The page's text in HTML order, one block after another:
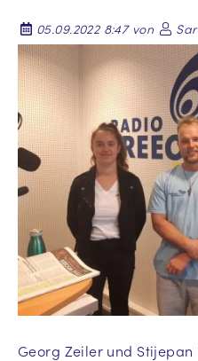
05.09.2022 8:47 von
Georg Zeiler und